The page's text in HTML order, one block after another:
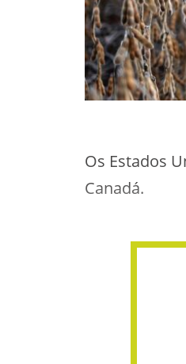
Os Estados
Canadá.